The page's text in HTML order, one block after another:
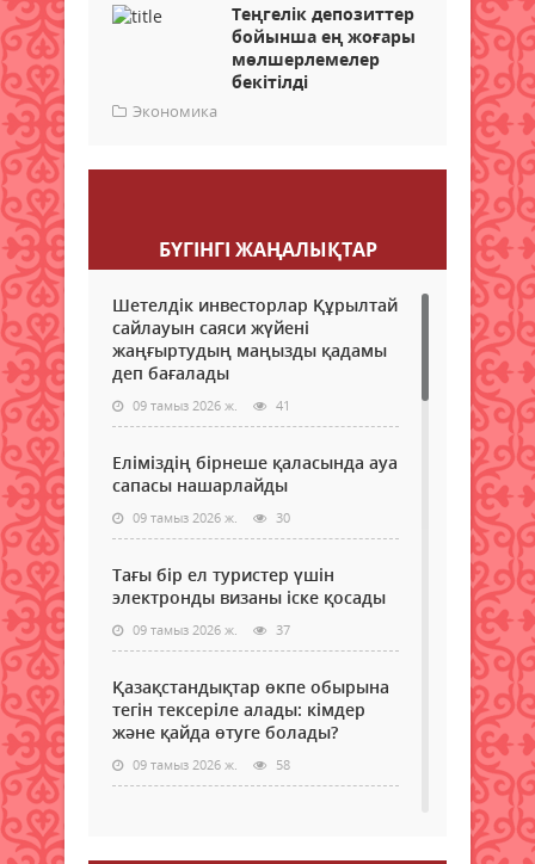
Теңгелік депозиттер
бойынша ең жоғары
мөлшерлемелер
бекітілді
Экономика
БҮГІНГI ЖАҢАЛЫҚТАР
Шетелдік инвесторлар Құрылтай
сайлауын саяси жүйені
жаңғыртудың маңызды қадамы
деп бағалады
09 тамыз 2026 ж. 41
Еліміздің бірнеше қаласында ауа
сапасы нашарлайды
09 тамыз 2026 ж. 30
Тағы бір ел туристер үшін
электронды визаны іске қосады
09 тамыз 2026 ж. 37
Қазақстандықтар өкпе обырына
тегін тексеріле алады: кімдер
және қайда өтуге болады?
09 тамыз 2026 ж. 58